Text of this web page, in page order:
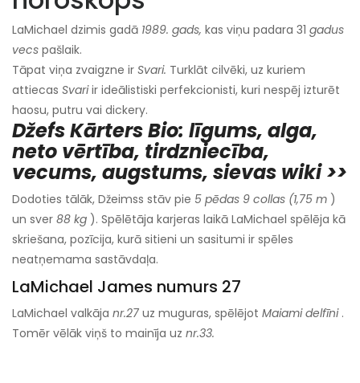
LaMichael dzimis gadā 1989. gads, kas viņu padara 31 gadus
vecs pašlaik.
Tāpat viņa zvaigzne ir Svari. Turklāt cilvēki, uz kuriem
attiecas Svariir ideālistiski perfekcionisti, kuri nespēj izturēt
haosu, putru vai dickery.
Džefs Kārters Bio: līgums, alga,
neto vērtība, tirdzniecība,
vecums, augstums, sievas wiki >>
Dodoties tālāk, Džeimss stāv pie 5 pēdas 9 collas (1,75 m )
un sver 88 kg ). Spēlētāja karjeras laikā LaMichael spēlēja kā
skriešana, pozīcija, kurā sitieni un sasitumi ir spēles
neatņemama sastāvdaļa.
LaMichael James numurs 27
LaMichael valkāja nr.27 uz muguras, spēlējot Maiami delfīni.
Tomēr vēlāk viņš to mainīja uz nr.33.